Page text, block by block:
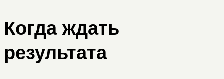
Когда ждать
результата